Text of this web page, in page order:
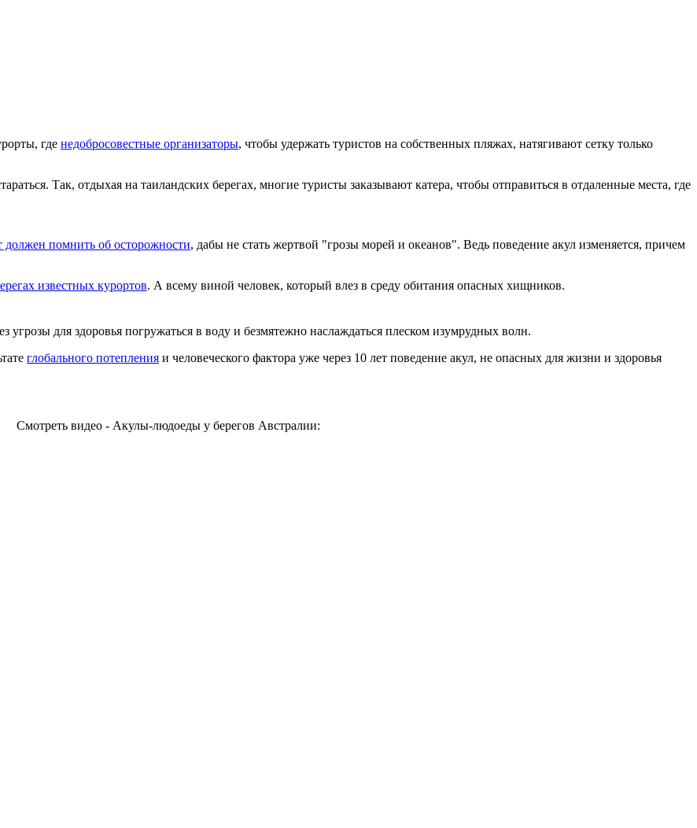
где недобросовестные организаторы, чтобы удержать туристов на собственных пляжах, натягивают сетку только
Так, отдыхая на таиландских берегах, многие туристы заказывают катера, чтобы отправиться в отдаленные места, где
должен помнить об осторожности, дабы не стать жертвой "грозы морей и океанов". Ведь поведение акул изменяется, причем
известных курортов. А всему виной человек, который влез в среду обитания опасных хищников.
для здоровья погружаться в воду и безмятежно наслаждаться плеском изумрудных волн.
глобального потепления и человеческого фактора уже через 10 лет поведение акул, не опасных для жизни и здоровья
Смотреть видео - Акулы-людоеды у берегов Австралии: